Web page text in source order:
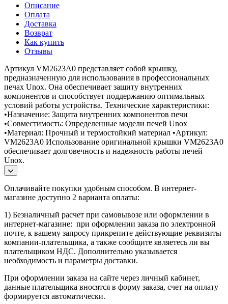
Описание
Оплата
Доставка
Возврат
Как купить
Отзывы
Артикул VM2623A0 представляет собой крышку,
предназначенную для использования в профессиональных
печах Unox. Она обеспечивает защиту внутренних
компонентов и способствует поддержанию оптимальных
условий работы устройства. Технические характеристики:
•Назначение: Защита внутренних компонентов печи
•Совместимость: Определенные модели печей Unox
•Материал: Прочный и термостойкий материал •Артикул:
VM2623A0 Использование оригинальной крышки VM2623A0
обеспечивает долговечность и надежность работы печей
Unox.
Оплачивайте покупки удобным способом. В интернет-
магазине доступно 2 варианта оплаты:
1) Безналичный расчет при самовывозе или оформлении в
интернет-магазине: при оформлении заказа по электронной
почте, к вашему запросу прикрепите действующие реквизиты
компании-плательщика, а также сообщите являетесь ли вы
плательщиком НДС. Дополнительно указывается
необходимость и параметры доставки.
При оформлении заказа на сайте через личный кабинет,
данные плательщика вносятся в форму заказа, счет на оплату
формируется автоматически.